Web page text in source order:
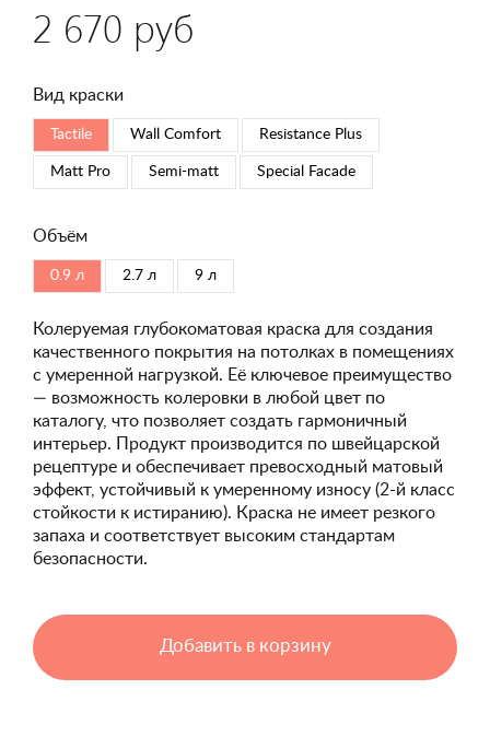
2 670 руб
Вид краски
Tactile Wall Comfort Resistance Plus
Matt Pro Semi-matt Special Faсade
Объём
0.9 л 2.7 л 9 л
Колеруемая глубокоматовая краска для создания
качественного покрытия на потолках в помещениях
с умеренной нагрузкой. Её ключевое преимущество
— возможность колеровки в любой цвет по
каталогу, что позволяет создать гармоничный
интерьер. Продукт производится по швейцарской
рецептуре и обеспечивает превосходный матовый
эффект, устойчивый к умеренному износу (2-й класс
стойкости к истиранию). Краска не имеет резкого
запаха и соответствует высоким стандартам
безопасности.
Добавить в корзину